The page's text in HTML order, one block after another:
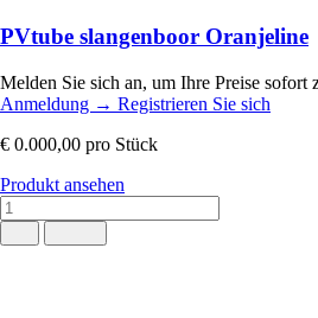
PVtube slangenboor Oranjeline
Melden Sie sich an, um Ihre Preise sofort
Anmeldung → Registrieren Sie sich
€ 0.000,00 pro Stück
Produkt ansehen